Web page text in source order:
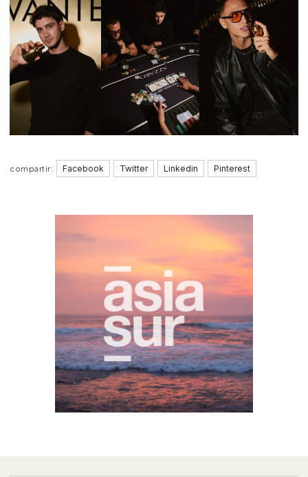
compartir: Facebook Twitter Linkedin Pinterest